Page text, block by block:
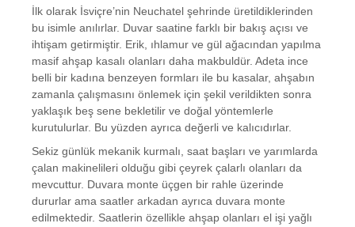
İlk olarak İsviçre’nin Neuchatel şehrinde üretildiklerinden
bu isimle anılırlar. Duvar saatine farklı bir bakış açısı ve
ihtişam getirmiştir. Erik, ıhlamur ve gül ağacından yapılma
masif ahşap kasalı olanları daha makbuldür. Adeta ince
belli bir kadına benzeyen formları ile bu kasalar, ahşabın
zamanla çalışmasını önlemek için şekil verildikten sonra
yaklaşık beş sene bekletilir ve doğal yöntemlerle
kurutulurlar. Bu yüzden ayrıca değerli ve kalıcıdırlar.
Sekiz günlük mekanik kurmalı, saat başları ve yarımlarda
çalan makinelileri olduğu gibi çeyrek çalarlı olanları da
mevcuttur. Duvara monte üçgen bir rahle üzerinde
dururlar ama saatler arkadan ayrıca duvara monte
edilmektedir. Saatlerin özellikle ahşap olanları el işi yağlı